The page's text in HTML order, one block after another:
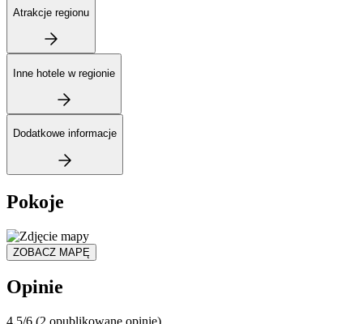
Atrakcje regionu
Inne hotele w regionie
Dodatkowe informacje
Pokoje
ZOBACZ MAPĘ
Opinie